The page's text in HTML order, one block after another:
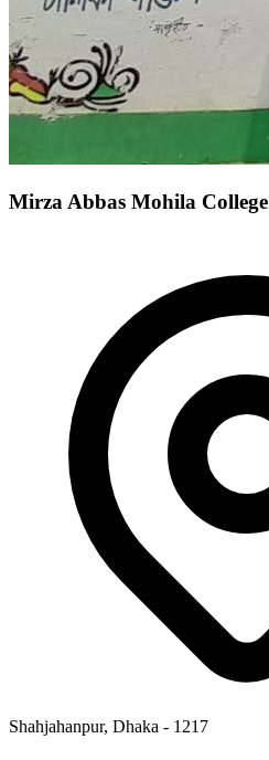
Mirza Abbas Mohila College
Shahjahanpur, Dhaka - 1217